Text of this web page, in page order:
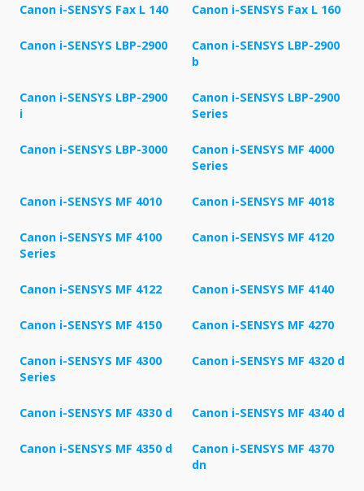
Canon i-SENSYS Fax L 140 Canon i-SENSYS Fax L 160
Canon i-SENSYS LBP-2900
Canon i-SENSYS LBP-2900
b
Canon i-SENSYS LBP-2900
i
Canon i-SENSYS LBP-2900
Series
Canon i-SENSYS LBP-3000
Canon i-SENSYS MF 4000
Series
Canon i-SENSYS MF 4010 Canon i-SENSYS MF 4018
Canon i-SENSYS MF 4100
Series
Canon i-SENSYS MF 4120
Canon i-SENSYS MF 4122 Canon i-SENSYS MF 4140
Canon i-SENSYS MF 4150 Canon i-SENSYS MF 4270
Canon i-SENSYS MF 4300
Series
Canon i-SENSYS MF 4320 d
Canon i-SENSYS MF 4330 d Canon i-SENSYS MF 4340 d
Canon i-SENSYS MF 4350 d
Canon i-SENSYS MF 4370
dn